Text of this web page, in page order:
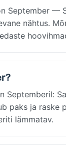
—
nähtus.
paks ja raske
lämmatav.